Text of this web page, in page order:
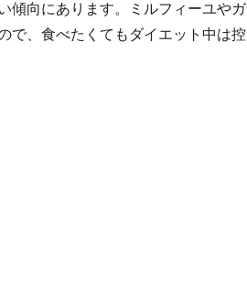
傾向にあります。ミルフィーユや
で、食べたくてもダイエット中は